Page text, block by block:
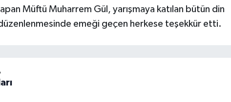
yapan Müftü Muharrem Gül, yarışmaya katılan bütün din
emeği geçen herkese teşekkür etti.